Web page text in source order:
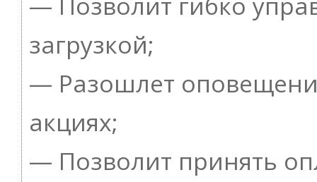
загрузкой;
— Разошлет
акциях;
— Позволит принять